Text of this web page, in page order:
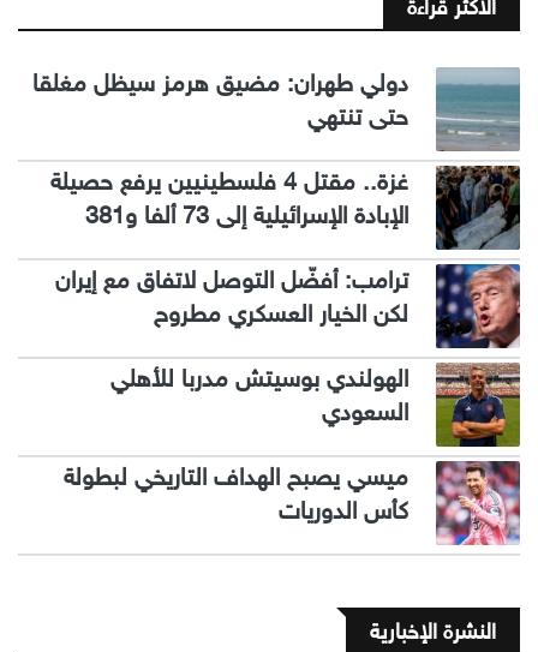
الاكثر قراءة
دولي طهران: مضيق هرمز سيظل مغلقا
حتى تنتهي
غزة.. مقتل 4 فلسطينيين يرفع حصيلة
الإبادة الإسرائيلية إلى 73 ألفا و381
ترامب: أفضّل التوصل لاتفاق مع إيران
لكن الخيار العسكري مطروح
الهولندي بوسيتش مدربا للأهلي
السعودي
ميسي يصبح الهداف التاريخي لبطولة
كأس الدوريات
النشرة الإخبارية